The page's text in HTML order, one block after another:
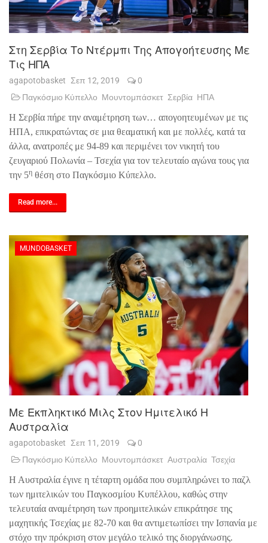
Στη Σερβία Το Ντέρμπι Της Απογοήτευσης Με
Τις ΗΠΑ
agapotobasket Σεπ 12, 2019
0
Παγκόσμιο Κύπελλο Μουντομπάσκετ Σερβία ΗΠΑ
Η Σερβία πήρε την αναμέτρηση των… απογοητευμένων με τις
ΗΠΑ, επικρατώντας σε μια θεαματική και με πολλές, κατά τα
άλλα, ανατροπές με 94-89 και περιμένει τον νικητή του
ζευγαριού Πολωνία – Τσεχία για τον τελευταίο αγώνα τους για
την 5η θέση στο Παγκόσμιο Κύπελλο.
Read more...
MUNDOBASKET
Με Εκπληκτικό Μιλς Στον Ημιτελικό Η
Αυστραλία
agapotobasket Σεπ 11, 2019
0
Παγκόσμιο Κύπελλο Μουντομπάσκετ Αυστραλία Τσεχία
Η Αυστραλία έγινε η τέταρτη ομάδα που συμπληρώνει το παζλ
των ημιτελικών του Παγκοσμίου Κυπέλλου, καθώς στην
τελευταία αναμέτρηση των προημιτελικών επικράτησε της
μαχητικής Τσεχίας με 82-70 και θα αντιμετωπίσει την Ισπανία με
στόχο την πρόκριση στον μεγάλο τελικό της διοργάνωσης.